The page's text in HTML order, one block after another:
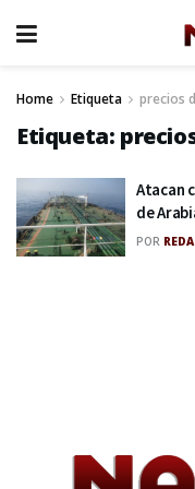
Home Etiqueta precios
Etiqueta:
Atacan
de
POR